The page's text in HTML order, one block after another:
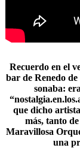
Recuerdo en el
bar de Renedo
sonaba:
“
que dicho
más, tanto
Maravillosa
una